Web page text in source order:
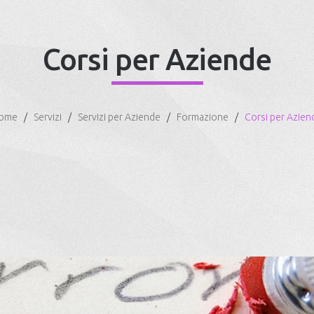
Corsi per Aziende
Servizi Servizi per Aziende Formazione Corsi per